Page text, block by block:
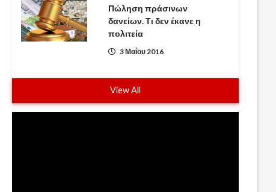
Πώληση πράσινων
δανείων. Τι δεν έκανε η
πολιτεία
3 Μαΐου 2016
View All